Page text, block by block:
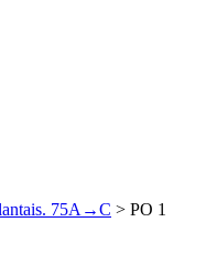
75A→C > PO 1